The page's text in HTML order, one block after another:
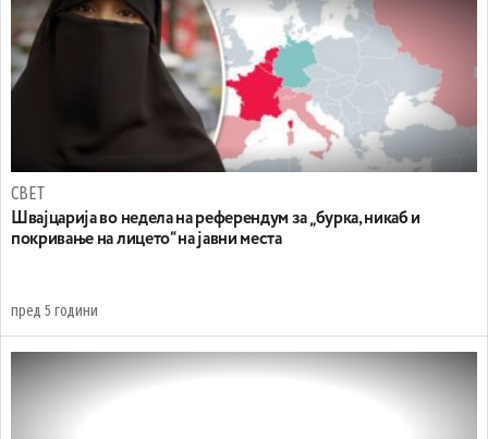
СВЕТ
Швајцарија во недела на референдум за „бурка, никаб и
покривање на лицето“ на јавни места
пред 5 години